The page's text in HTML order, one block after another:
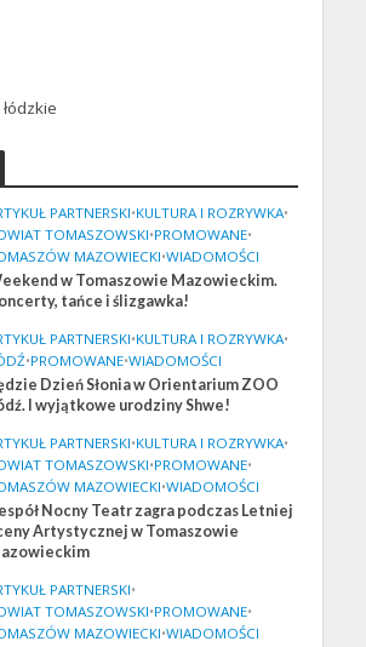
PARTNERSKI•KULTURA I ROZRYWKA•
TOMASZOWSKI•PROMOWANE•
MAZOWIECKI•WIADOMOŚCI
w Tomaszowie Mazowieckim.
tańce i ślizgawka!
PARTNERSKI•KULTURA I ROZRYWKA•
•PROMOWANE•WIADOMOŚCI
Dzień Słonia w Orientarium ZOO
I wyjątkowe urodziny Shwe!
PARTNERSKI•KULTURA I ROZRYWKA•
TOMASZOWSKI•PROMOWANE•
MAZOWIECKI•WIADOMOŚCI
Nocny Teatr zagra podczas Letniej
Artystycznej w Tomaszowie
PARTNERSKI•
TOMASZOWSKI•PROMOWANE•
MAZOWIECKI•WIADOMOŚCI